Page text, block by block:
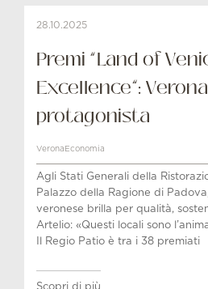
28.10.2025
Premi “Land of
Excellence”: Verona
protagonista
VeronaEconomia
Agli Stati Generali della
Palazzo della Ragione di
veronese brilla per qualità,
Artelio: «Questi locali sono
Il Regio Patio è tra i 38 premiati
Scopri di più